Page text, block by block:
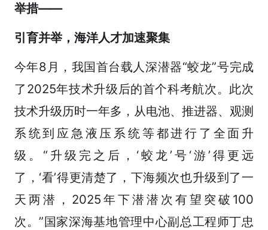
举措——
引育并举，海洋人才加速聚集
今年8月，我国首台载人深潜器“蛟龙”号完成
了2025年技术升级后的首个科考航次。此次
技术升级历时一年多，从电池、推进器、观测
系统到应急液压系统等都进行了全面升
级。“升级完之后，‘蛟龙’号‘游’得更远
了，‘看’得更清楚了，下海频次也升级到了一
天两潜，2025年下潜潜次有望突破100
次。”国家深海基地管理中心副总工程师丁忠